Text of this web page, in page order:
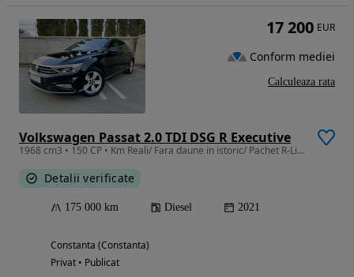
Volkswagen Passat 2.0 TDI DSG R Executive
1968 cm3 • 150 CP • Km Reali/ Fara daune in istoric/ Pachet R-Line/ Culoare deosebita
Detalii verificate
175 000 km Diesel 2021
Constanta (Constanta)
Privat • Publicat
17 200 EUR
Conform mediei
Calculeaza rata